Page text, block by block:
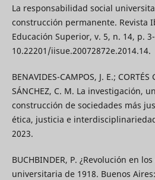
La responsabilidad social
construcción permanente. Revista
Educación Superior, v. 5, n. 14, p.
10.22201/iisue.20072872e.2014.14.
BENAVIDES-CAMPOS, J. E.;
SÁNCHEZ, C. M. La investigación,
construcción de sociedades más
ética, justicia e
2023.
BUCHBINDER, P. ¿Revolución en
universitaria de 1918. Buenos